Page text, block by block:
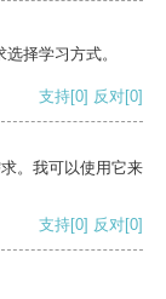
择学习方式。
支持[0] 反对[0]
。我可以使用它来
支持[0] 反对[0]